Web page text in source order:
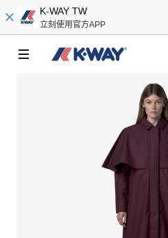
K-WAY TW
立刻使用官方APP